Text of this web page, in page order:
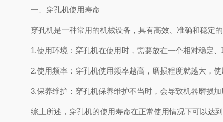
一、穿孔机使用寿命
穿孔机是一种常用的机械设备，具有高效、准确和稳定
1.使用环境：穿孔机在使用时，需要放在一个相对稳定
2.使用频率：穿孔机使用频率越高，磨损程度就越大，
3.保养维护：穿孔机保养维护不当时，会导致机器磨损
综上所述，穿孔机的使用寿命在正常使用情况下可以达